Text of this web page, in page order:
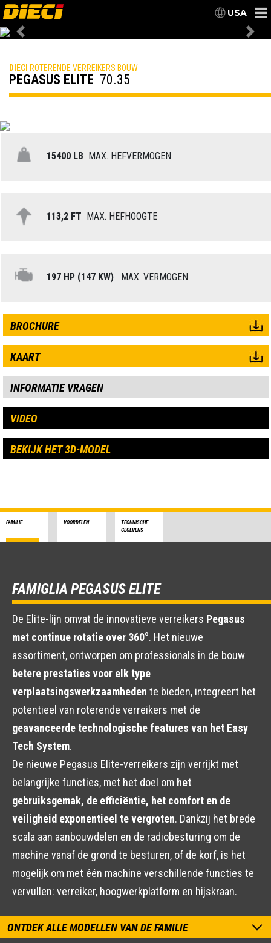
USA
Previous
DIECI ROTERENDE VERREIKERS BOUW
PEGASUS ELITE 70.35
15400 LB MAX. HEFVERMOGEN
113,2 FT MAX. HEFHOOGTE
197 HP (147 KW) MAX. VERMOGEN
BROCHURE
KAART
INFORMATIE VRAGEN
VIDEO
BEKIJK HET 3D-MODEL
FAMILIE VOORDELEN
TECHNISCHE
GEGEVENS
FAMIGLIA PEGASUS ELITE
De Elite-lijn omvat de innovatieve verreikers Pegasus
met continue rotatie over 360°. Het nieuwe
assortiment, ontworpen om professionals in de bouw
betere prestaties voor elk type
verplaatsingswerkzaamheden te bieden, integreert het
potentieel van roterende verreikers met de
geavanceerde technologische features van het Easy
Tech System.
De nieuwe Pegasus Elite-verreikers zijn verrijkt met
belangrijke functies, met het doel om het
gebruiksgemak, de efficiëntie, het comfort en de
veiligheid exponentieel te vergroten. Dankzij het brede
scala aan aanbouwdelen en de radiobesturing om de
machine vanaf de grond te besturen, of de korf, is het
mogelijk om met één machine verschillende functies te
vervullen: verreiker, hoogwerkplatform en hijskraan.
ONTDEK ALLE MODELLEN VAN DE FAMILIE